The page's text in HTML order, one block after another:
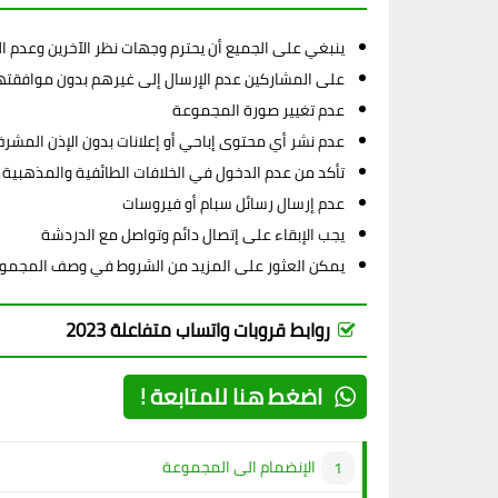
ينبغي على الجميع أن يحترم وجهات نظر الآخرين وعدم
على المشاركين عدم الإرسال إلى غيرهم بدون
عدم تغيير صورة المجموعة
عدم نشر أي محتوى إباحي أو إعلانات بدون الإذن
تأكد من عدم الدخول في الخلافات الطائفية والمذهبية
عدم إرسال رسائل سبام أو فيروسات
يجب الإبقاء على إتصال دائم وتواصل مع الدردشة
يمكن العثور على المزيد من الشروط في وصف
روابط قروبات واتساب متفاعلة 2023
اضغط هنا للمتابعة !
الإنضمام الى المجموعة